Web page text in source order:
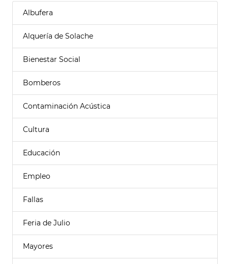
Albufera
Alquería de Solache
Bienestar Social
Bomberos
Contaminación Acústica
Cultura
Educación
Empleo
Fallas
Feria de Julio
Mayores